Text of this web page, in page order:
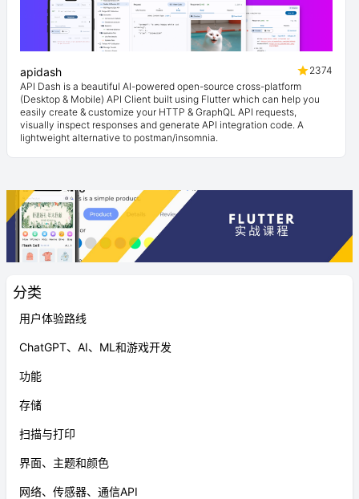
分类
用户体验路线
ChatGPT、AI、ML和游戏开发
功能
存储
扫描与打印
界面、主题和颜色
网络、传感器、通信API
apidash
2374
API Dash is a beautiful AI-powered open-source cross-platform
(Desktop & Mobile) API Client built using Flutter which can help you
easily create & customize your HTTP & GraphQL API requests,
visually inspect responses and generate API integration code. A
lightweight alternative to postman/insomnia.